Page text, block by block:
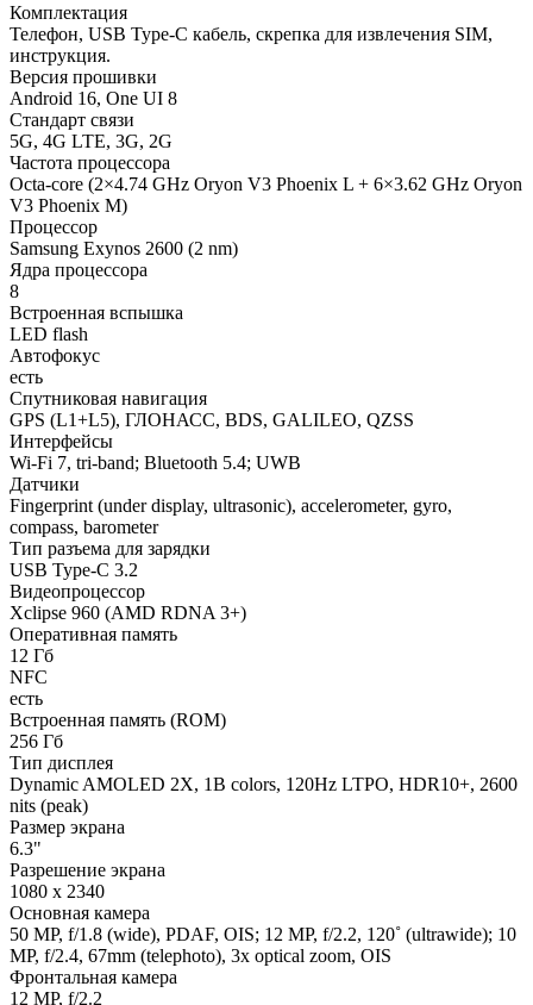
Комплектация
Телефон, USB Type-C кабель, скрепка для извлечения SIM,
инструкция.
Версия прошивки
Android 16, One UI 8
Стандарт связи
5G, 4G LTE, 3G, 2G
Частота процессора
Octa-core (2×4.74 GHz Oryon V3 Phoenix L + 6×3.62 GHz Oryon
V3 Phoenix M)
Процессор
Samsung Exynos 2600 (2 nm)
Ядра процессора
8
Встроенная вспышка
LED flash
Автофокус
есть
Спутниковая навигация
GPS (L1+L5), ГЛОНАСС, BDS, GALILEO, QZSS
Интерфейсы
Wi-Fi 7, tri-band; Bluetooth 5.4; UWB
Датчики
Fingerprint (under display, ultrasonic), accelerometer, gyro,
compass, barometer
Тип разъема для зарядки
USB Type-C 3.2
Видеопроцессор
Xclipse 960 (AMD RDNA 3+)
Оперативная память
12 Гб
NFC
есть
Встроенная память (ROM)
256 Гб
Тип дисплея
Dynamic AMOLED 2X, 1B colors, 120Hz LTPO, HDR10+, 2600
nits (peak)
Размер экрана
6.3"
Разрешение экрана
1080 x 2340
Основная камера
50 MP, f/1.8 (wide), PDAF, OIS; 12 MP, f/2.2, 120˚ (ultrawide); 10
MP, f/2.4, 67mm (telephoto), 3x optical zoom, OIS
Фронтальная камера
12 MP, f/2.2